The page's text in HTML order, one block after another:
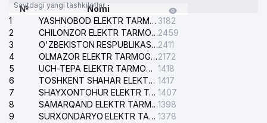
Saytdagi yangi tashkilotlar
№
Nomi
1
YASHNOBOD ELEKTR TARMOG'I NOSOZLIKLARI XIZMATI 3182
2
CHILONZOR ELEKTR TARMOG'I NOSOZLIK XIZMATI2459
3
O'ZBEKISTON RESPUBLIKASI BOSH PROKURATURASI ISHONCH TELEFONI2411
4
OLMAZOR ELEKTR TARMOG'I NOSOZLIKLARI XIZMATI2172
5
UCH-TEPA ELEKTR TARMOG'I NOSOZLIKLARI XIZMATI 1418
6
TOSHKENT SHAHAR ELEKTR TARMOQLARI KORXONASI AJ 1417
7
SHAYXONTOHUR ELEKTR TARMOG'I NOSOZLIKLARINI TUZATISH XIZMATI 1407
8
SAMARQAND ELEKTR TARMOQLARI AJ1398
9
SURXONDARYO ELEKTR TARMOQLARI AJ 1378